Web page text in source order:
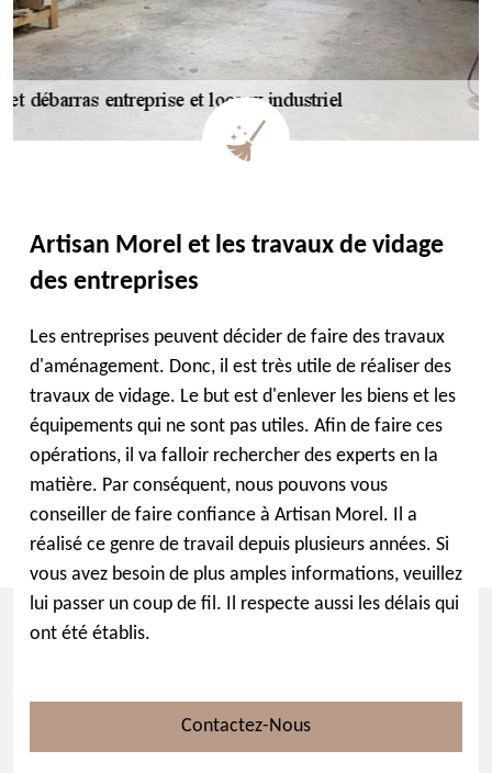
Artisan Morel et les travaux de vidage
des entreprises
Les entreprises peuvent décider de faire des travaux
d'aménagement. Donc, il est très utile de réaliser des
travaux de vidage. Le but est d'enlever les biens et les
équipements qui ne sont pas utiles. Afin de faire ces
opérations, il va falloir rechercher des experts en la
matière. Par conséquent, nous pouvons vous
conseiller de faire confiance à Artisan Morel. Il a
réalisé ce genre de travail depuis plusieurs années. Si
vous avez besoin de plus amples informations, veuillez
lui passer un coup de fil. Il respecte aussi les délais qui
ont été établis.
Contactez-Nous